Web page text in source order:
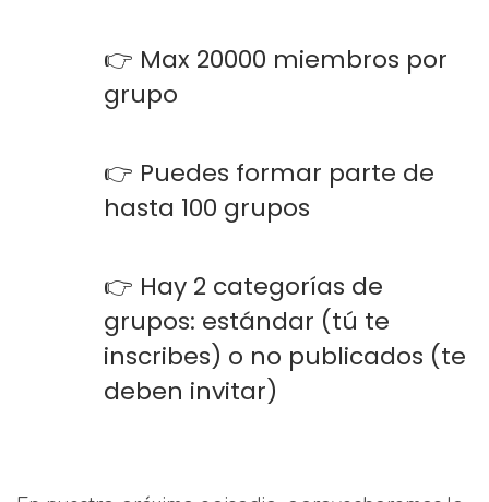
👉 Max 20000 miembros por
grupo
👉 Puedes formar parte de
hasta 100 grupos
👉 Hay 2 categorías de
grupos: estándar (tú te
inscribes) o no publicados (te
deben invitar)